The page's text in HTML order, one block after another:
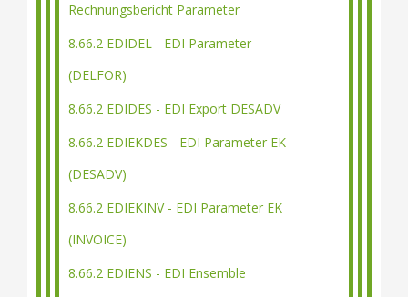
Rechnungsbericht Parameter
8.66.2 EDIDEL - EDI Parameter
(DELFOR)
8.66.2 EDIDES - EDI Export DESADV
8.66.2 EDIEKDES - EDI Parameter EK
(DESADV)
8.66.2 EDIEKINV - EDI Parameter EK
(INVOICE)
8.66.2 EDIENS - EDI Ensemble